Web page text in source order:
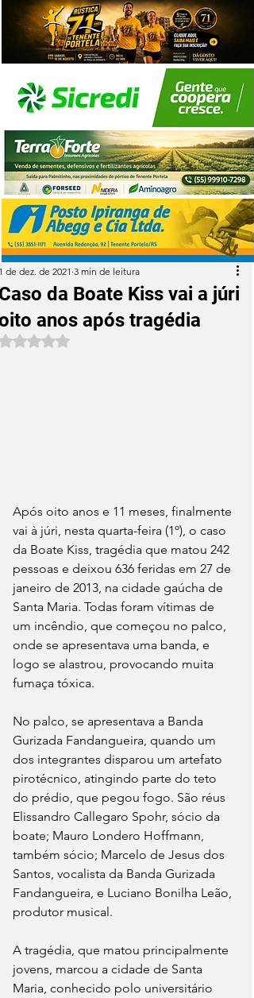
da Boate Kiss vai a júri
anos após tragédia
de dez. de 2021 3 min de leitura
Avaliado com NaN de 5 estrelas.
Após oito anos e 11 meses, finalmente
vai à júri, nesta quarta-feira (1º), o caso
da Boate Kiss, tragédia que matou 242
pessoas e deixou 636 feridas em 27 de
janeiro de 2013, na cidade gaúcha de
Santa Maria. Todas foram vítimas de
um incêndio, que começou no palco,
onde se apresentava uma banda, e
logo se alastrou, provocando muita
fumaça tóxica.
No palco, se apresentava a Banda
Gurizada Fandangueira, quando um
dos integrantes disparou um artefato
pirotécnico, atingindo parte do teto
do prédio, que pegou fogo. São réus
Elissandro Callegaro Spohr, sócio da
boate; Mauro Londero Hoffmann,
também sócio; Marcelo de Jesus dos
Santos, vocalista da Banda Gurizada
Fandangueira, e Luciano Bonilha Leão,
produtor musical.
A tragédia, que matou principalmente
jovens, marcou a cidade de Santa
Maria, conhecido polo universitário